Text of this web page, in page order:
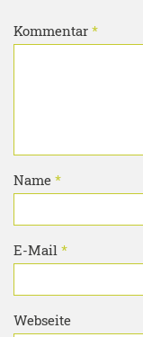
Kommentar *
Name *
E-Mail *
Webseite